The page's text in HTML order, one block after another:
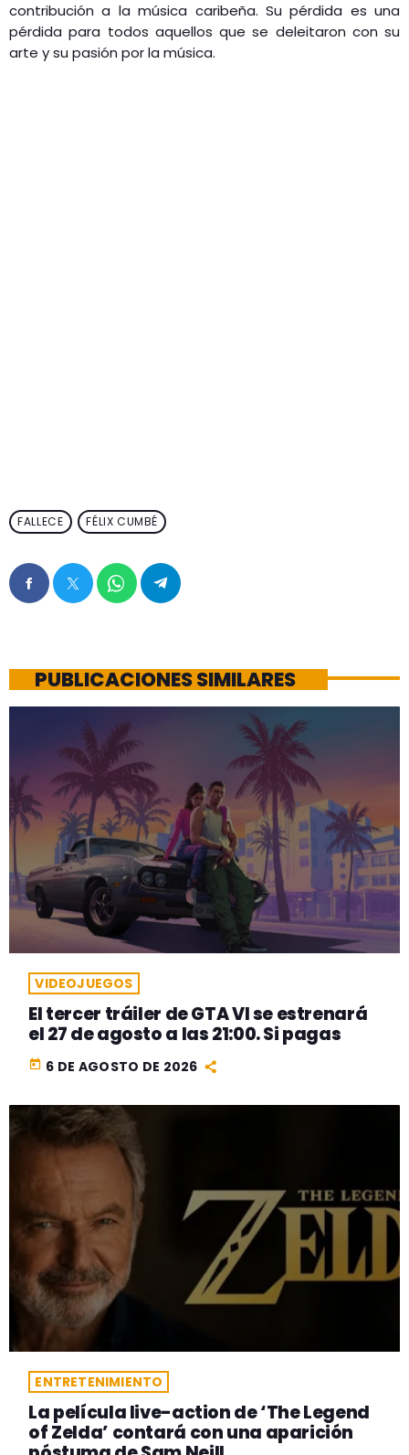
contribución a la música caribeña. Su pérdida es una
pérdida para todos aquellos que se deleitaron con su
arte y su pasión por la música.
FALLECE FÉLIX CUMBÉ
PUBLICACIONES SIMILARES
VIDEOJUEGOS
El tercer tráiler de GTA VI se estrenará
el 27 de agosto a las 21:00. Si pagas
today 6 DE AGOSTO DE 2026
ENTRETENIMIENTO
La película live-action de ‘The Legend
of Zelda’ contará con una aparición